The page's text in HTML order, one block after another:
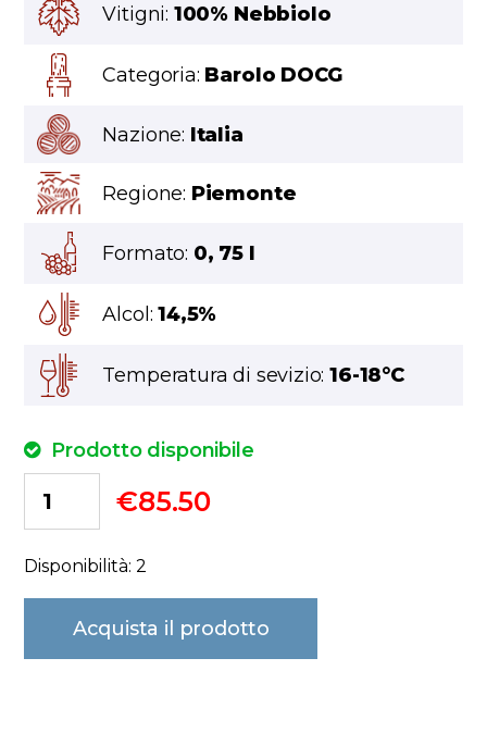
Vitigni: 100% Nebbiolo
Categoria: Barolo DOCG
Nazione: Italia
Regione: Piemonte
Formato: 0, 75 l
Alcol:14,5%
Temperatura di sevizio:16-18°C
Prodotto disponibile
€85.50
Disponibilità: 2
Acquista il prodotto